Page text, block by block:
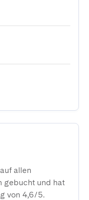
allen
gebucht und hat
von 4,6/5.